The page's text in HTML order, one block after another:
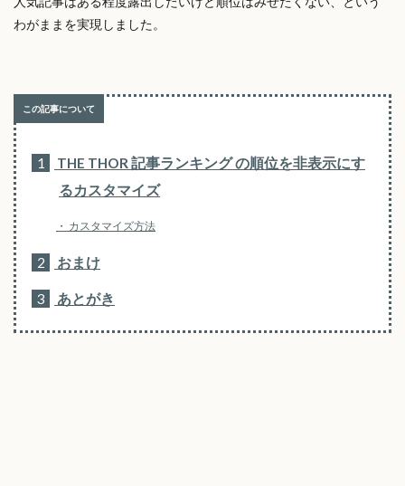
わがままを実現しました。
1
THE THOR 記事ランキング の順位を非表示にす
るカスタマイズ
カスタマイズ方法
2 おまけ
3 あとがき